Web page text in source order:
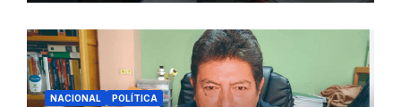
NACIONAL POLÍTICA